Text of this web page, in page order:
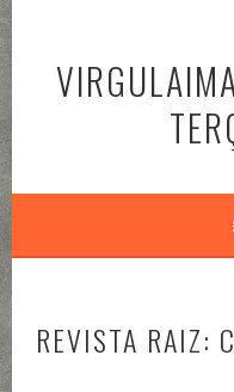
o
conteúdo
REVISTA RAIZ: